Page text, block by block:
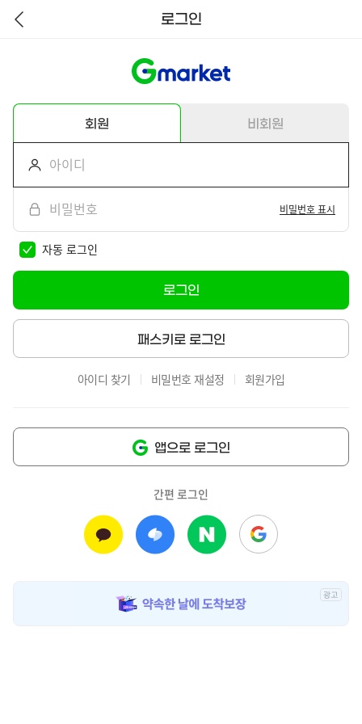
뒤
로그인
회원 비회원
비밀번호 표시
자동 로그인
로그인
패스키로 로그인
아이디 찾기 비밀번호 재설정 회원가입
앱으로 로그인
간편 로그인